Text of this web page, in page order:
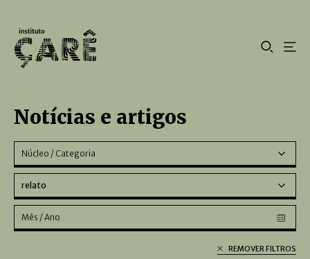
Notícias e artigos
Núcleo / Categoria
relato
Mês / Ano
REMOVER FILTROS